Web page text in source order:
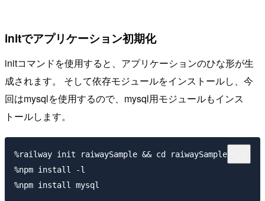
initでアプリケーション初期化
initコマンドを使用すると、アプリケーションのひな形が生
成されます。 そして依存モジュールをインストールし、今
回はmysqlを使用するので、mysql用モジュールもインス
トールします。
%railway init raiwaySample && cd raiwaySample
%npm install -l